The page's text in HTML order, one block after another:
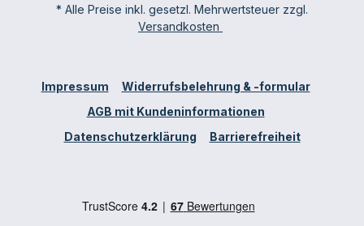
* Alle Preise inkl. gesetzl. Mehrwertsteuer zzgl.
Versandkosten
Impressum
Widerrufsbelehrung & -formular
AGB mit Kundeninformationen
Datenschutzerklärung
Barrierefreiheit